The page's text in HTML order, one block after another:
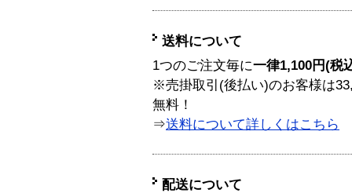
送料について
1つのご注文毎に一律1,100円(税
※売掛取引(後払い)のお客様は
無料！
⇒送料について詳しくはこちら
配送について